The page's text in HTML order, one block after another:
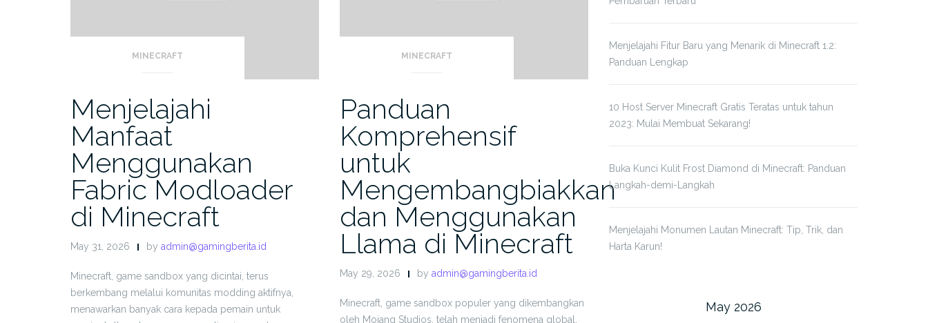
MINECRAFT
Menjelajahi
Manfaat
Menggunakan
Fabric Modloader
di Minecraft
May 31, 2026 by admin@gamingberita.id
Minecraft, game sandbox yang dicintai, terus
berkembang melalui komunitas modding aktifnya,
menawarkan banyak cara kepada pemain untuk
MINECRAFT
Panduan
Komprehensif
untuk
Mengembangbiakkan
dan Menggunakan
Llama di Minecraft
May 29, 2026 by admin@gamingberita.id
Minecraft, game sandbox populer yang dikembangkan
oleh Mojang Studios, telah menjadi fenomena global,
Menjelajahi Fitur Baru yang Menarik di Minecraft 1.2:
Panduan Lengkap
10 Host Server Minecraft Gratis Teratas untuk tahun
2023: Mulai Membuat Sekarang!
Buka Kunci Kulit Frost Diamond di Minecraft: Panduan
Langkah-demi-Langkah
Menjelajahi Monumen Lautan Minecraft: Tip, Trik, dan
Harta Karun!
May 2026